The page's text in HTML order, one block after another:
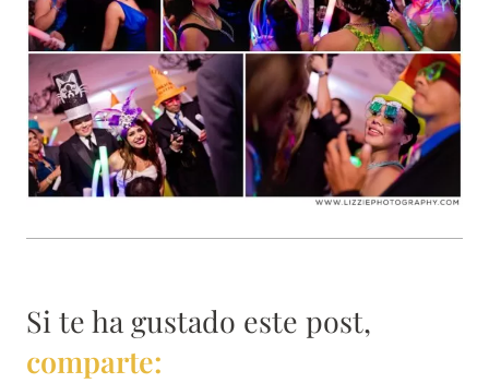
Si te ha gustado este post,
comparte: